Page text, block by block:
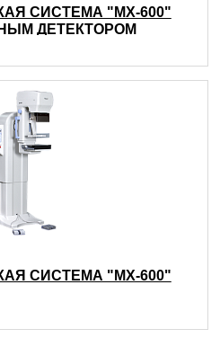
СИСТЕМА "МХ-600"
ДЕТЕКТОРОМ
СИСТЕМА "МХ-600"